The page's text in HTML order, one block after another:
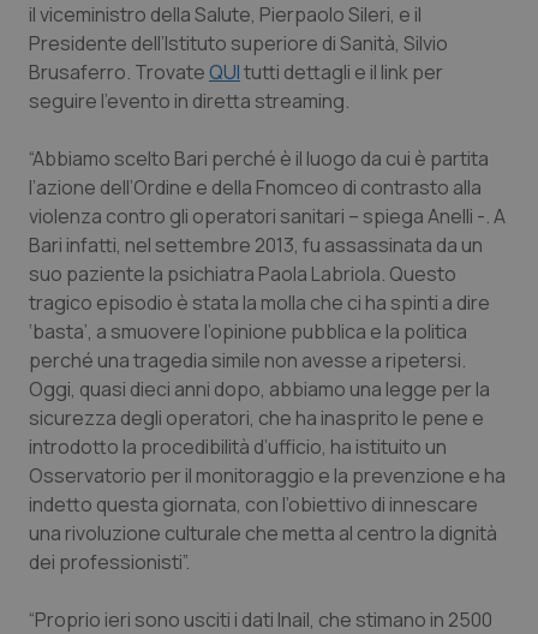
Quotidiano Cardiologia
Quotidiano Chirurgia
Quotidiano Oncologia
Quotidiano Pediatria
Rene & patologie urogenitali
Salute orale & impianti
Sangue & coagulazione
Tiroide
Tumore al seno
Tumore ovarico
il viceministro della Salute, Pierpaolo Sileri, e il
Presidente dell’Istituto superiore di Sanità, Silvio
Brusaferro. Trovate QUItutti dettagli e il link per
seguire l’evento in diretta streaming.
“Abbiamo scelto Bari perché è il luogo da cui è partita
l’azione dell’Ordine e della Fnomceo di contrasto alla
violenza contro gli operatori sanitari – spiega Anelli -. A
Bari infatti, nel settembre 2013, fu assassinata da un
suo paziente la psichiatra Paola Labriola. Questo
tragico episodio è stata la molla che ci ha spinti a dire
‘basta’, a smuovere l’opinione pubblica e la politica
perché una tragedia simile non avesse a ripetersi.
Oggi, quasi dieci anni dopo, abbiamo una legge per la
sicurezza degli operatori, che ha inasprito le pene e
introdotto la procedibilità d’ufficio, ha istituito un
Osservatorio per il monitoraggio e la prevenzione e ha
indetto questa giornata, con l’obiettivo di innescare
una rivoluzione culturale che metta al centro la dignità
dei professionisti”.
“Proprio ieri sono usciti i dati Inail, che stimano in 2500